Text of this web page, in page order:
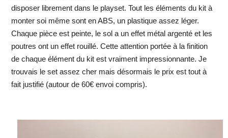
disposer librement dans le playset. Tout les éléments du kit à
monter soi même sont en ABS, un plastique assez léger.
Chaque pièce est peinte, le sol a un effet métal argenté et les
poutres ont un effet rouillé. Cette attention portée à la finition
de chaque élément du kit est vraiment impressionnante. Je
trouvais le set assez cher mais désormais le prix est tout à
fait justifié (autour de 60€ envoi compris).